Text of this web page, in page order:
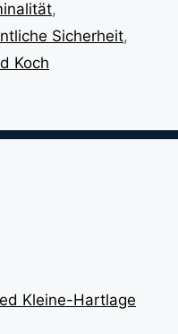
,
Sicherheit,
Koch
Kleine-Hartlage